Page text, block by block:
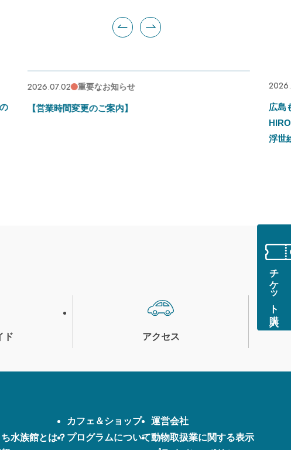
2026.06.23
広島もとまち水族館 ×「動き出す浮世絵展
HIROSHIMA」 オリジナル映像による没入型空
ド アクセス
水族館とは？
カフェ＆ショップ
プログラムについて
運営会社
動物取扱業に関する表示
チケット購入